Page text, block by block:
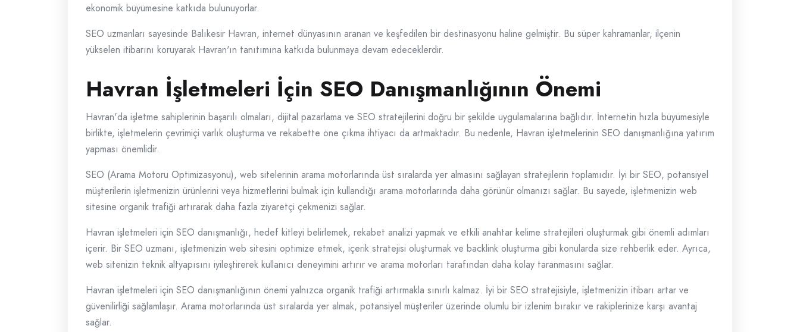
ekonomik büyümesine katkıda bulunuyorlar.
SEO uzmanları sayesinde Balıkesir Havran, internet dünyasının aranan ve keşfedilen bir destinasyonu haline gelmiştir. Bu süper kahramanlar, ilçenin
yükselen itibarını koruyarak Havran'ın tanıtımına katkıda bulunmaya devam edeceklerdir.
Havran İşletmeleri İçin SEO Danışmanlığının Önemi
Havran'da işletme sahiplerinin başarılı olmaları, dijital pazarlama ve SEO stratejilerini doğru bir şekilde uygulamalarına bağlıdır. İnternetin hızla büyümesiyle
birlikte, işletmelerin çevrimiçi varlık oluşturma ve rekabette öne çıkma ihtiyacı da artmaktadır. Bu nedenle, Havran işletmelerinin SEO danışmanlığına yatırım
yapması önemlidir.
SEO (Arama Motoru Optimizasyonu), web sitelerinin arama motorlarında üst sıralarda yer almasını sağlayan stratejilerin toplamıdır. İyi bir SEO, potansiyel
müşterilerin işletmenizin ürünlerini veya hizmetlerini bulmak için kullandığı arama motorlarında daha görünür olmanızı sağlar. Bu sayede, işletmenizin web
sitesine organik trafiği artırarak daha fazla ziyaretçi çekmenizi sağlar.
Havran işletmeleri için SEO danışmanlığı, hedef kitleyi belirlemek, rekabet analizi yapmak ve etkili anahtar kelime stratejileri oluşturmak gibi önemli adımları
içerir. Bir SEO uzmanı, işletmenizin web sitesini optimize etmek, içerik stratejisi oluşturmak ve backlink oluşturma gibi konularda size rehberlik eder. Ayrıca,
web sitenizin teknik altyapısını iyileştirerek kullanıcı deneyimini artırır ve arama motorları tarafından daha kolay taranmasını sağlar.
Havran işletmeleri için SEO danışmanlığının önemi yalnızca organik trafiği artırmakla sınırlı kalmaz. İyi bir SEO stratejisiyle, işletmenizin itibarı artar ve
güvenilirliği sağlamlaşır. Arama motorlarında üst sıralarda yer almak, potansiyel müşteriler üzerinde olumlu bir izlenim bırakır ve rakiplerinize karşı avantaj
sağlar.